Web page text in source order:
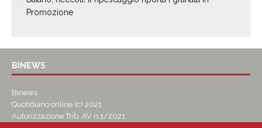
Promozione
BINEWS
Binews
Quotidiano online (c) 2021
Autorizzazione Trib. AV n.1/2021